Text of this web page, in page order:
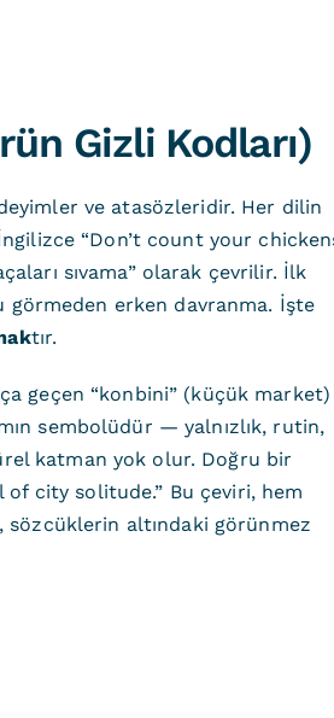
Gizli Kodları)
ve atasözleridir. Her dilin
“Don’t count your
sıvama” olarak çevrilir. İlk
görmeden erken davranma. İşte
tır.
geçen “konbini” (küçük market)
sembolüdür — yalnızlık, rutin,
katman yok olur. Doğru bir
city solitude.” Bu çeviri, hem
sözcüklerin altındaki görünmez